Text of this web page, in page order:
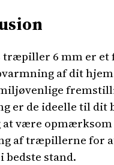
træpiller 6 mm er et
af dit
er de ideelle til dit
at være opmærksom
af træpillerne for
stand.